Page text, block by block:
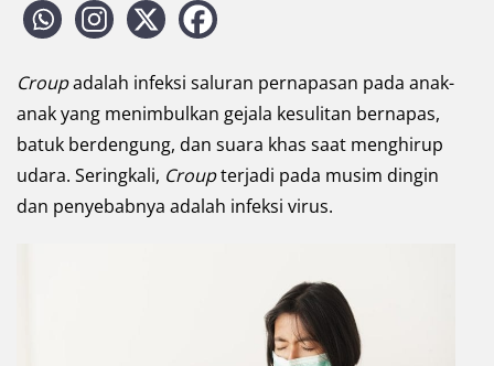
Croupadalah infeksi saluran pernapasan pada anak-
anak yang menimbulkan gejala kesulitan bernapas,
batuk berdengung, dan suara khas saat menghirup
udara. Seringkali, Croupterjadi pada musim dingin
dan penyebabnya adalah infeksi virus.